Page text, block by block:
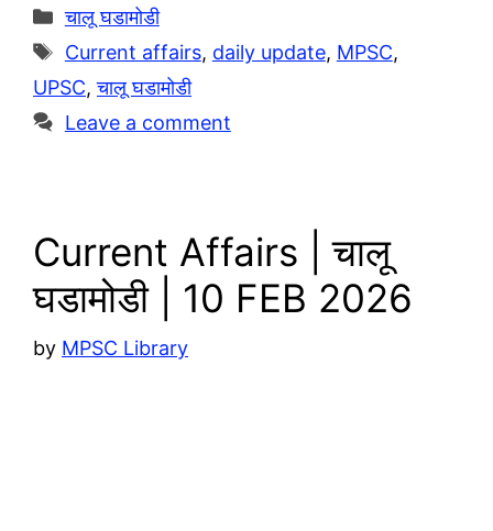
g
r
a
m
t
s
A
p
p
y
L
i
h
a
r
e
Categories
चालू घडामोडी
Tags
Current affairs, daily update, MPSC,
UPSC,चालू घडामोडी
Leave a comment
Current Affairs | चालू
घडामोडी | 10 FEB 2026
by MPSC Library